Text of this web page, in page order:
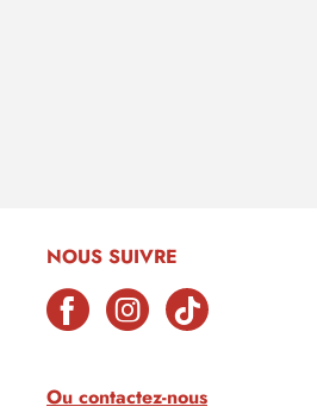
NOUS SUIVRE
Ou contactez-nous